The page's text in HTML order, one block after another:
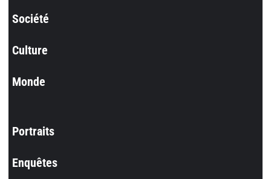
Société
Culture
Monde
Portraits
Enquêtes